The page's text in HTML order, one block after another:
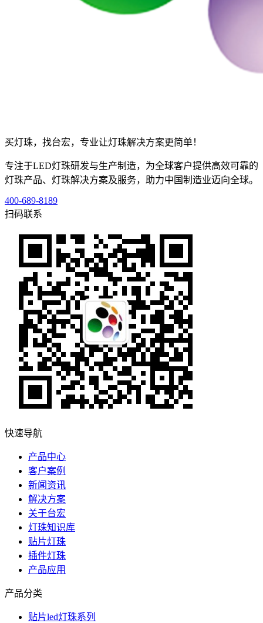
买灯珠，找台宏，专业让灯珠解决方案更简单！
专注于LED灯珠研发与生产制造，为全球客户提供高效可靠的
灯珠产品、灯珠解决方案及服务，助力中国制造业迈向全球。
400-689-8189
扫码联系
快速导航
产品中心
客户案例
新闻资讯
解决方案
关于台宏
灯珠知识库
贴片灯珠
插件灯珠
产品应用
产品分类
贴片led灯珠系列